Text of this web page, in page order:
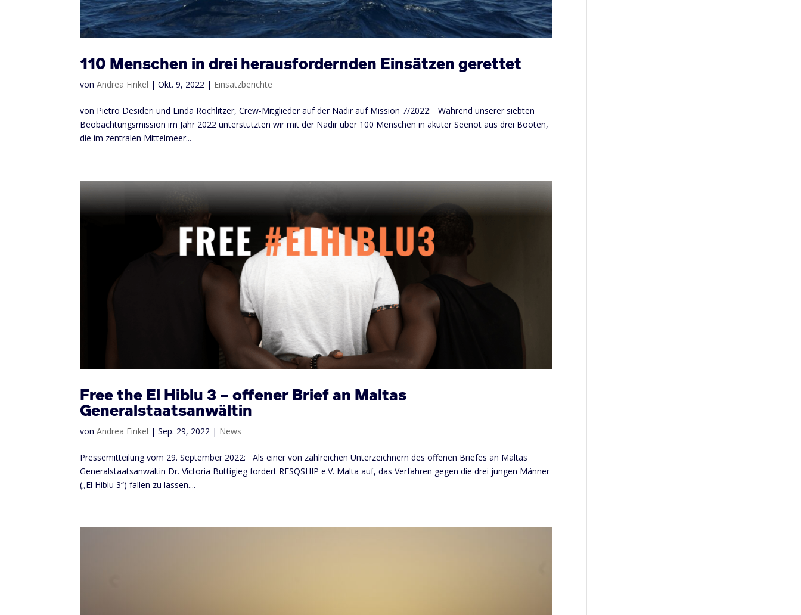
110 Menschen in drei herausfordernden Einsätzen gerettet
vonAndrea Finkel |Okt. 9, 2022 | Einsatzberichte
von Pietro Desideri und Linda Rochlitzer, Crew-Mitglieder auf der Nadir auf Mission 7/2022: Während unserer siebten
Beobachtungsmission im Jahr 2022 unterstützten wir mit der Nadir über 100 Menschen in akuter Seenot aus drei Booten,
die im zentralen Mittelmeer...
Free the El Hiblu 3 – offener Brief an Maltas
Generalstaatsanwältin
vonAndrea Finkel |Sep. 29, 2022 | News
Pressemitteilung vom 29. September 2022: Als einer von zahlreichen Unterzeichnern des offenen Briefes an Maltas
Generalstaatsanwältin Dr. Victoria Buttigieg fordert RESQSHIP e.V. Malta auf, das Verfahren gegen die drei jungen Männer
(„El Hiblu 3“) fallen zu lassen....